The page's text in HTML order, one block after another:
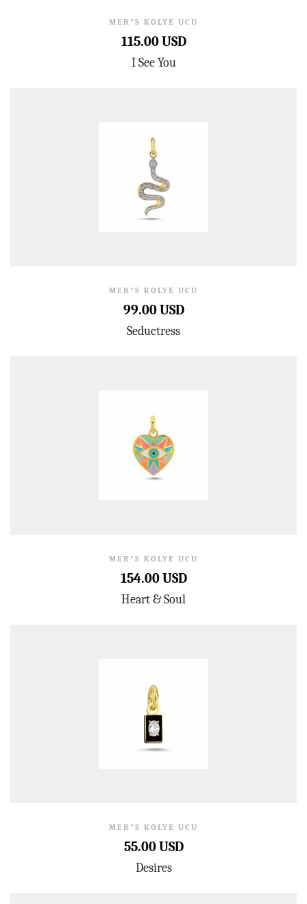
MER"S KOLYE UCU
115.00 USD
I See You
MER"S KOLYE UCU
99.00 USD
Seductress
MER"S KOLYE UCU
154.00 USD
Heart & Soul
MER"S KOLYE UCU
55.00 USD
Desires